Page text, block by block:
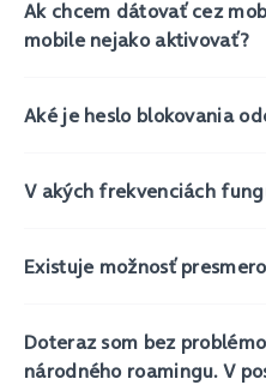
Ak chcem dátovať cez
mobile nejako aktivovať?
Aké je heslo blokovania
V akých frekvenciách
Existuje možnosť
Doteraz som bez
národného roamingu. V